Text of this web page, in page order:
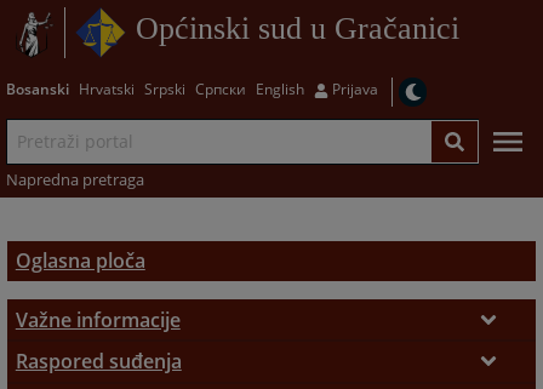
Općinski sud u Gračanici
Bosanski Hrvatski Srpski Српски English Prijava
Napredna pretraga
Oglasna ploča
Važne informacije
Podnošenje pritužbi
Raspored suđenja